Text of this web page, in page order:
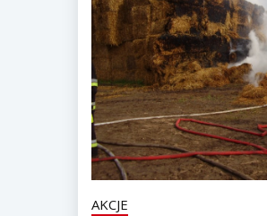
AKCJE